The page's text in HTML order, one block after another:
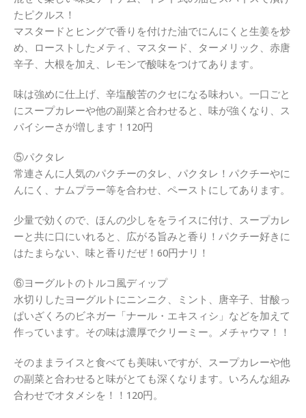
たピクルス！
マスタードとヒングで香りを付けた油でにんにくと生姜を炒
め、ローストしたメティ、マスタード、ターメリック、赤唐
辛子、大根を加え、レモンで酸味をつけてあります。
味は強めに仕上げ、辛塩酸苦のクセになる味わい。一口ごと
にスープカレーや他の副菜と合わせると、味が強くなり、ス
パイシーさが増します！120円
⑤パクタレ
常連さんに人気のパクチーのタレ、パクタレ！パクチーやに
んにく、ナムプラー等を合わせ、ペーストにしてあります。
少量で効くので、ほんの少しををライスに付け、スープカレ
ーと共に口にいれると、広がる旨みと香り！パクチー好きに
はたまらない、味と香りだぜ！60円ナリ！
⑥ヨーグルトのトルコ風ディップ
水切りしたヨーグルトにニンニク、ミント、唐辛子、甘酸っ
ぱいざくろのビネガー「ナール・エキスィシ」などを加えて
作っています。その味は濃厚でクリーミー。メチャウマ！！
そのままライスと食べても美味いですが、スープカレーや他
の副菜と合わせると味がとても深くなります。いろんな組み
合わせでオタメシを！！120円。